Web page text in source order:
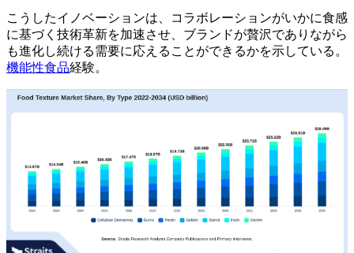
こうしたイノベーションは、コラボレーションがいかに食感
に基づく技術革新を加速させ、ブランドが贅沢でありながら
も進化し続ける需要に応えることができるかを示している。
機能性食品経験。